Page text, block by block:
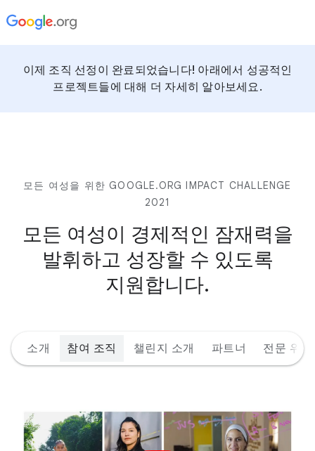
이제 조직 선정이 완료되었습니다! 아래에서 성공적인
프로젝트들에 대해 더 자세히 알아보세요.
모든 여성을 위한 GOOGLE.ORG IMPACT CHALLENGE
2021
모든 여성이 경제적인 잠재력을
발휘하고 성장할 수 있도록
지원합니다.
소개 참여 조직 챌린지 소개 파트너 전문 위원